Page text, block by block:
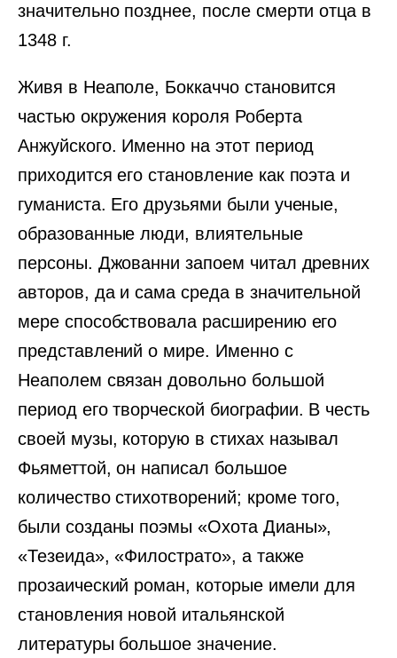
значительно позднее, после смерти отца в
1348 г.
Живя в Неаполе, Боккаччо становится
частью окружения короля Роберта
Анжуйского. Именно на этот период
приходится его становление как поэта и
гуманиста. Его друзьями были ученые,
образованные люди, влиятельные
персоны. Джованни запоем читал древних
авторов, да и сама среда в значительной
мере способствовала расширению его
представлений о мире. Именно с
Неаполем связан довольно большой
период его творческой биографии. В честь
своей музы, которую в стихах называл
Фьяметтой, он написал большое
количество стихотворений; кроме того,
были созданы поэмы «Охота Дианы»,
«Тезеида», «Филострато», а также
прозаический роман, которые имели для
становления новой итальянской
литературы большое значение.